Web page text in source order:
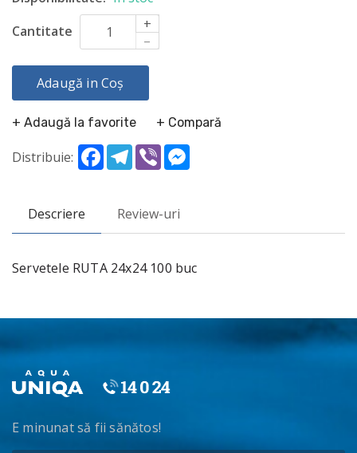
Cantitate
+
–
Adaugă in Coș
+ Adaugă la favorite + Compară
Distribuie: FacebookTelegram
Viber
Descriere Review-uri
Servetele RUTA 24x24 100 buc
E minunat să fii sănătos!